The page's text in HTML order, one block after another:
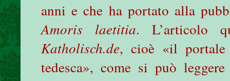
anni e che ha portato alla
Amoris laetitia. L’articolo
Katholisch.de, cioè «il portale
tedesca», come si può